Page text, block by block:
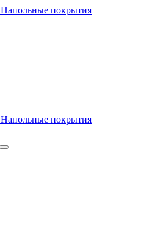
Напольные покрытия
Напольные покрытия